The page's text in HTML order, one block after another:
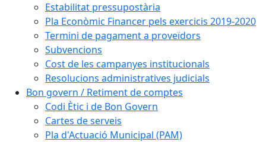
Estabilitat pressupostària
Pla Econòmic Financer pels exercicis 2019-2020
Termini de pagament a proveïdors
Subvencions
Cost de les campanyes institucionals
Resolucions administratives judicials
Bon govern / Retiment de comptes
Codi Ètic i de Bon Govern
Cartes de serveis
Pla d'Actuació Municipal (PAM)